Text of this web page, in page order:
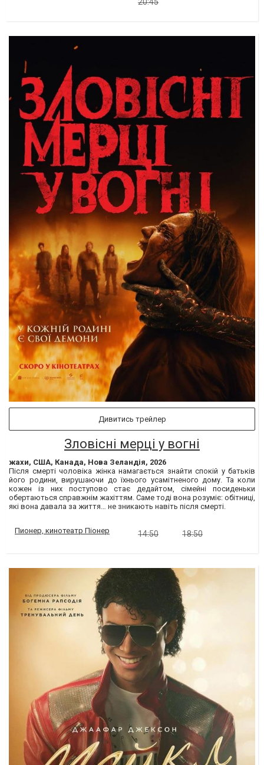
20:45
Дивитись трейлер
Зловісні мерці у вогні
жахи, США, Канада, Нова Зеландія, 2026
Після смерті чоловіка жінка намагається знайти спокій у батьків
його родини, вирушаючи до їхнього усамітненого дому. Та коли
кожен із них поступово стає дедайтом, сімейні посиденьки
обертаються справжнім жахіттям. Саме тоді вона розуміє: обітниці,
які вона давала за життя… не зникають навіть після смерті.
Пионер, кинотеатр Піонер 14:50 18:50